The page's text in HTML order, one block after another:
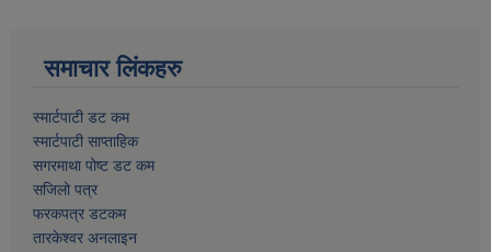
समाचार लिंकहरु
स्मार्टपाटी डट कम
स्मार्टपाटी साप्ताहिक
सगरमाथा पोष्ट डट कम
सजिलो पत्र
फरकपत्र डटकम
तारकेश्वर अनलाइन